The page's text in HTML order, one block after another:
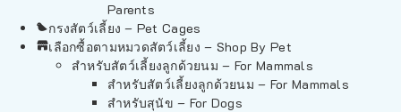
Parents
กรงสัตว์เลี้ยง – Pet Cages
เลือกซื้อตามหมวดสัตว์เลี้ยง – Shop By Pet
สำหรับสัตว์เลี้ยงลูกด้วยนม – For Mammals
สำหรับสัตว์เลี้ยงลูกด้วยนม – For Mammals
สำหรับสุนัข – For Dogs